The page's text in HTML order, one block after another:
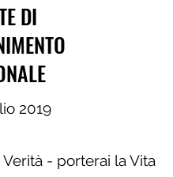
DI
2019
- porterai la Vita